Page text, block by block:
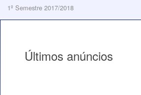
1º Semestre 2017/2018
Últimos anúncios